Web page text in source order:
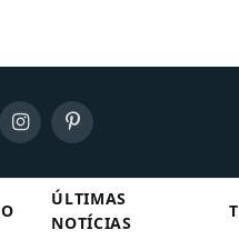
InstagramPinterest
ÚLTIMAS
NOTÍCIAS